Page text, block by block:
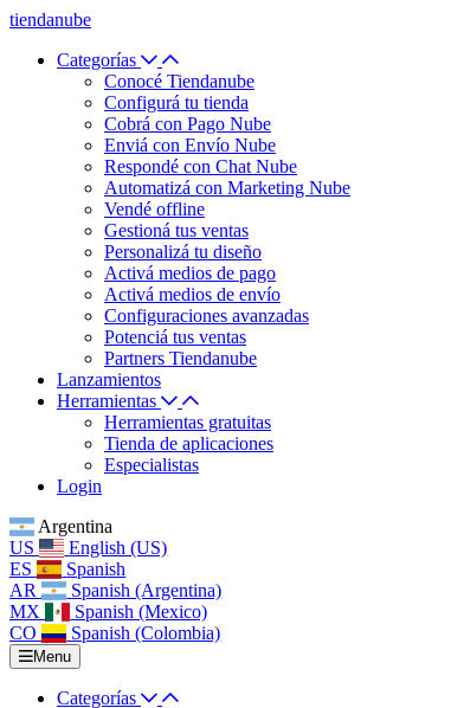
tiendanube
Categorías
Conocé Tiendanube
Configurá tu tienda
Cobrá con Pago Nube
Enviá con Envío Nube
Respondé con Chat Nube
Automatizá con Marketing Nube
Vendé offline
Gestioná tus ventas
Personalizá tu diseño
Activá medios de pago
Activá medios de envío
Configuraciones avanzadas
Potenciá tus ventas
Partners Tiendanube
Lanzamientos
Herramientas
Herramientas gratuitas
Tienda de aplicaciones
Especialistas
Login
Argentina
US
English (US)
ES
Spanish
AR
Spanish (Argentina)
MX
Spanish (Mexico)
CO
Spanish (Colombia)
Menu
Categorías